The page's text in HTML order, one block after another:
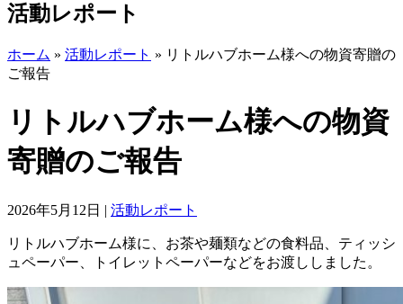
活動レポート
ホーム » 活動レポート » リトルハブホーム様への物資寄贈の
ご報告
リトルハブホーム様への物資
寄贈のご報告
2026年5月12日 | 活動レポート
リトルハブホーム様に、お茶や麺類などの食料品、ティッシ
ュペーパー、トイレットペーパーなどをお渡ししました。